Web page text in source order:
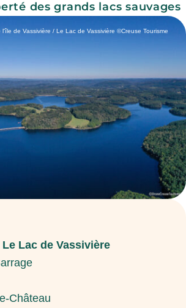
des grands lacs sauvages
de Vassivière / Le Lac de Vassivière ©Creuse Tourisme
Lac de Vassivière
Château